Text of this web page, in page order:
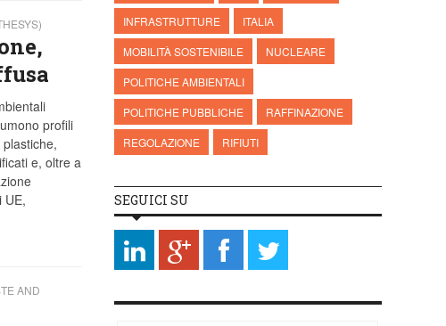
profili
plastiche,
e, oltre a
UE,
AND
INFRASTRUTTURE
ITALIA
MOBILITÀ SOSTENIBILE
NUCLEARE
POLITICHE AMBIENTALI
POLITICHE PUBBLICHE
RAFFINAZIONE
REGOLAZIONE
RIFIUTI
SEGUICI SU